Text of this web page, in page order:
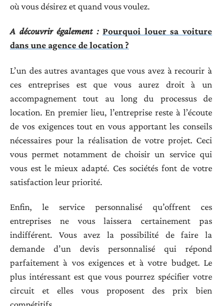
où vous désirez et quand vous voulez.
A découvrir également : Pourquoi louer sa voiture
dans une agence de location ?
L’un des autres avantages que vous avez à recourir à
ces entreprises est que vous aurez droit à un
accompagnement tout au long du processus de
location. En premier lieu, l’entreprise reste à l’écoute
de vos exigences tout en vous apportant les conseils
nécessaires pour la réalisation de votre projet. Ceci
vous permet notamment de choisir un service qui
vous est le mieux adapté. Ces sociétés font de votre
satisfaction leur priorité.
Enfin, le service personnalisé qu’offrent ces
entreprises ne vous laissera certainement pas
indifférent. Vous avez la possibilité de faire la
demande d’un devis personnalisé qui répond
parfaitement à vos exigences et à votre budget. Le
plus intéressant est que vous pourrez spécifier votre
circuit et elles vous proposent des prix bien